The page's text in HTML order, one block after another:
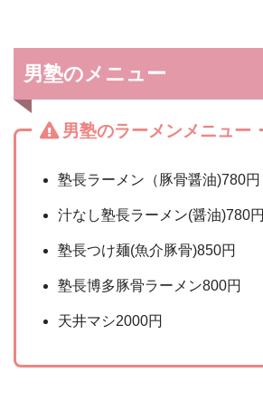
男塾のメニュー
男塾のラーメンメニュー
塾長ラーメン（豚骨醤油)780円
汁なし塾長ラーメン(醤油)780円
塾長つけ麺(魚介豚骨)850円
塾長博多豚骨ラーメン800円
天井マシ2000円